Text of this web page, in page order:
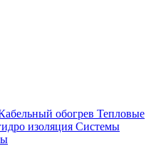
обогрев Тепловые
изоляция Системы